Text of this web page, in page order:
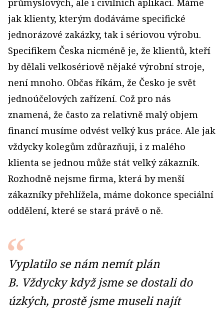
průmyslových, ale i civilních aplikací. Máme
jak klienty, kterým dodáváme specifické
jednorázové zakázky, tak i sériovou výrobu.
Specifikem Česka nicméně je, že klientů, kteří
by dělali velkosériově nějaké výrobní stroje,
není mnoho. Občas říkám, že Česko je svět
jednoúčelových zařízení. Což pro nás
znamená, že často za relativně malý objem
financí musíme odvést velký kus práce. Ale jak
vždycky kolegům zdůrazňuji, i z malého
klienta se jednou může stát velký zákazník.
Rozhodně nejsme firma, která by menší
zákazníky přehlížela, máme dokonce speciální
oddělení, které se stará právě o ně.
Vyplatilo se nám nemít plán
B. Vždycky když jsme se dostali do
úzkých, prostě jsme museli najít